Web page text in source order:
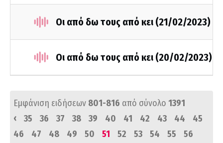
Οι από δω τους από κει (21/02/2023)
Οι από δω τους από κει (20/02/2023)
Εμφάνιση ειδήσεων 801-816 από σύνολο 1391
‹
35 36 37 38 39 40 41 42 43 44
45
46
47 48 49 50 51 52 53 54 55
56